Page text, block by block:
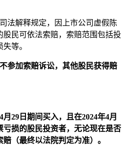
法解释规定，因上市公司虚假陈
民可依法索赔，索赔范围包括投
等。
参加索赔诉讼，其他股民获得赔
月29日期间买入，且在2024年4月
亏损的股民投资者，无论现在是否
（最终以法院判定为准）。